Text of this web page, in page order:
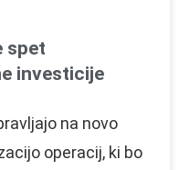
spet
investicije
na novo
operacij, ki bo